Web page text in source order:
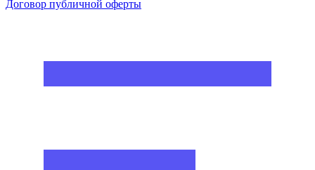
Договор публичной оферты